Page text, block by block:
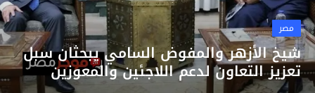
الرياضة
اقتصاد
تكنولوجيا
مصر
شيخ الأزهر والمفوض السامي يبحثان سبل
تعزيز التعاون لدعم اللاجئين والمعوزين